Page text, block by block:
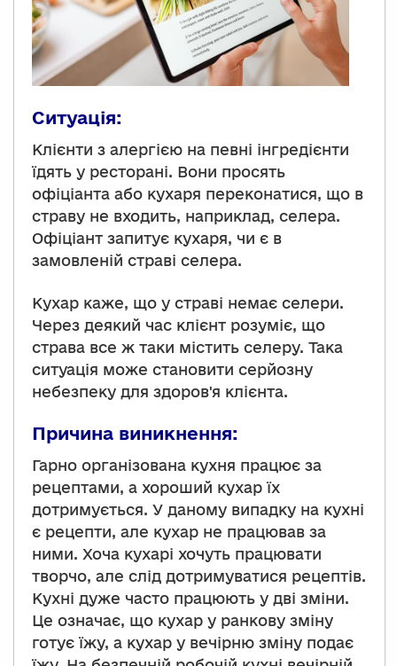
Ситуація:
Клієнти з алергією на певні інгредієнти
їдять у ресторані. Вони просять
офіціанта або кухаря переконатися, що в
страву не входить, наприклад, селера.
Офіціант запитує кухаря, чи є в
замовленій страві селера.
Кухар каже, що у страві немає селери.
Через деякий час клієнт розуміє, що
страва все ж таки містить селеру. Така
ситуація може становити серйозну
небезпеку для здоров'я клієнта.
Причина виникнення:
Гарно організована кухня працює за
рецептами, а хороший кухар їх
дотримується. У даному випадку на кухні
є рецепти, але кухар не працював за
ними. Хоча кухарі хочуть працювати
творчо, але слід дотримуватися рецептів.
Кухні дуже часто працюють у дві зміни.
Це означає, що кухар у ранкову зміну
готує їжу, а кухар у вечірню зміну подає